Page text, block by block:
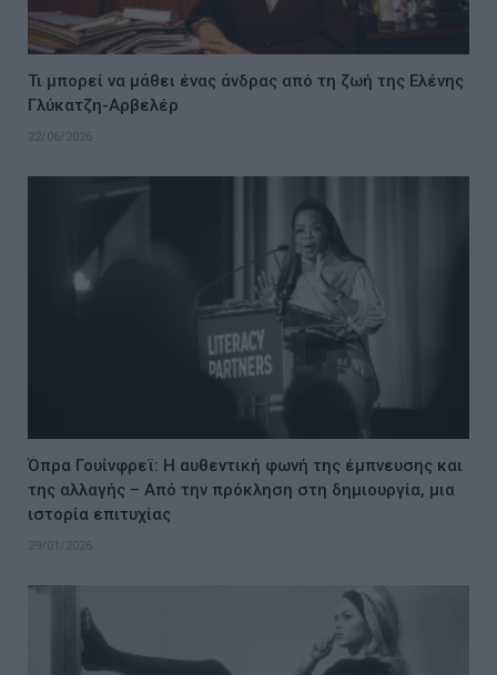
Τι μπορεί να μάθει ένας άνδρας από τη ζωή της Ελένης
Γλύκατζη-Αρβελέρ
22/06/2026
Όπρα Γουίνφρεϊ: Η αυθεντική φωνή της έμπνευσης και
της αλλαγής – Από την πρόκληση στη δημιουργία, μια
ιστορία επιτυχίας
29/01/2026